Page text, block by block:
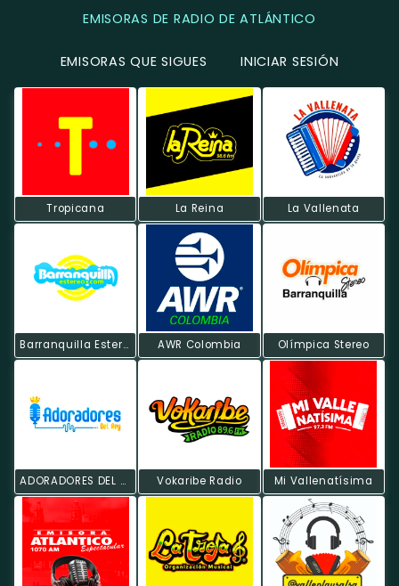
EMISORAS DE RADIO DE ATLÁNTICO
EMISORAS QUE SIGUES INICIAR SESIÓN
Tropicana La Reina La Vallenata
Barranquilla Estereo AWR Colombia Olímpica Stereo
ADORADORES DEL REY Vokaribe Radio Mi Vallenatísima